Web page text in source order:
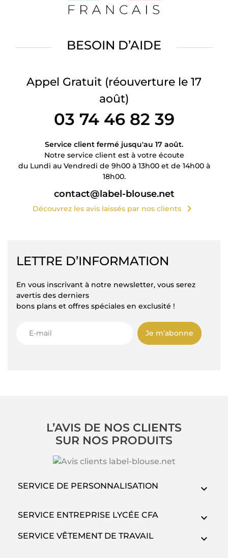
BESOIN D’AIDE
Appel Gratuit (réouverture le 17
août)
03 74 46 82 39
Service client fermé jusqu'au 17 août.
Notre service client est à votre écoute
du Lundi au Vendredi de 9h00 à 13h00 et de 14h00 à
18h00.
contact@label-blouse.net
Découvrez les avis laissés par nos clients chevron_right
LETTRE D’INFORMATION
En vous inscrivant à notre newsletter, vous serez
avertis des derniers
bons plans et offres spéciales en exclusité !
Je m’abonne
L’AVIS DE NOS CLIENTS
SUR NOS PRODUITS
SERVICE DE PERSONNALISATION
SERVICE ENTREPRISE LYCÉE CFA
SERVICE VÊTEMENT DE TRAVAIL